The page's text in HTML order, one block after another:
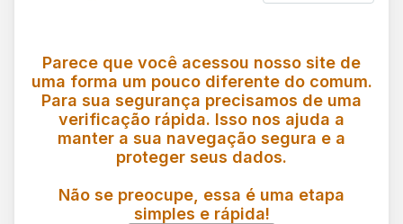
Parece que você acessou nosso site de
uma forma um pouco diferente do comum.
Para sua segurança precisamos de uma
verificação rápida. Isso nos ajuda a
manter a sua navegação segura e a
proteger seus dados.
Não se preocupe, essa é uma etapa
simples e rápida!